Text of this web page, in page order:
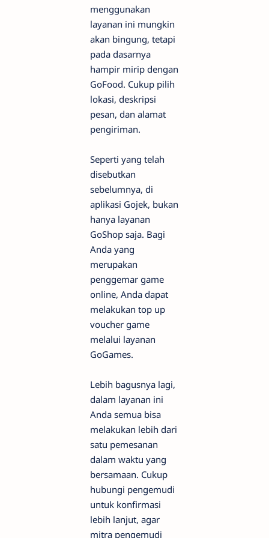
menggunakan
layanan ini mungkin
akan bingung, tetapi
pada dasarnya
hampir mirip dengan
GoFood. Cukup pilih
lokasi, deskripsi
pesan, dan alamat
pengiriman.
Seperti yang telah
disebutkan
sebelumnya, di
aplikasi Gojek, bukan
hanya layanan
GoShop saja. Bagi
Anda yang
merupakan
penggemar game
online, Anda dapat
melakukan top up
voucher game
melalui layanan
GoGames.
Lebih bagusnya lagi,
dalam layanan ini
Anda semua bisa
melakukan lebih dari
satu pemesanan
dalam waktu yang
bersamaan. Cukup
hubungi pengemudi
untuk konfirmasi
lebih lanjut, agar
mitra pengemudi